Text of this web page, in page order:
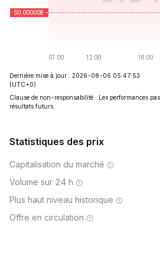
Dernière mise à jour : 2026-08-06 05:47:53
(UTC+0)
Clause de non-responsabilité : Les performances
résultats futurs.
Statistiques des prix
Capitalisation du marché
Volume sur 24 h
Plus haut niveau historique
Offre en circulation